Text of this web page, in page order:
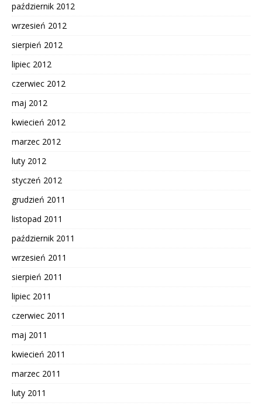
październik 2012
wrzesień 2012
sierpień 2012
lipiec 2012
czerwiec 2012
maj 2012
kwiecień 2012
marzec 2012
luty 2012
styczeń 2012
grudzień 2011
listopad 2011
październik 2011
wrzesień 2011
sierpień 2011
lipiec 2011
czerwiec 2011
maj 2011
kwiecień 2011
marzec 2011
luty 2011